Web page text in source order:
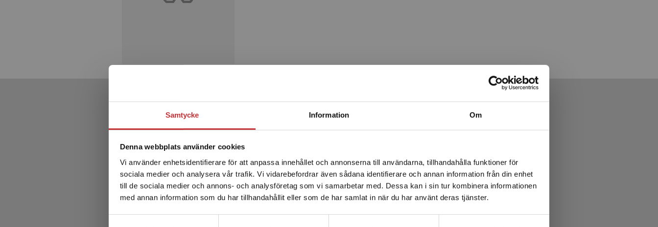
Samtycke Information Om
Denna webbplats använder cookies
Vi använder enhetsidentifierare för att anpassa innehållet och annonserna till användarna, tillhandahålla funktioner för
sociala medier och analysera vår trafik. Vi vidarebefordrar även sådana identifierare och annan information från din enhet
till de sociala medier och annons- och analysföretag som vi samarbetar med. Dessa kan i sin tur kombinera informationen
med annan information som du har tillhandahållit eller som de har samlat in när du har använt deras tjänster.
Begränsad fraktregion
Det verkar som att du besöker studentlitteratur.se via en
enhet utanför Sverige. Vi erbjuder inte leveranser utanför
Sverige. För att kunna slutföra ett köp måste
leveransadressen vara i Sverige.Läs mer
Produkter